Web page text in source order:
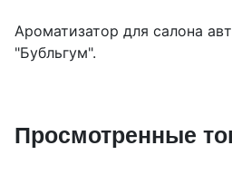
Ароматизатор для салона
"Бубльгум".
Просмотренные